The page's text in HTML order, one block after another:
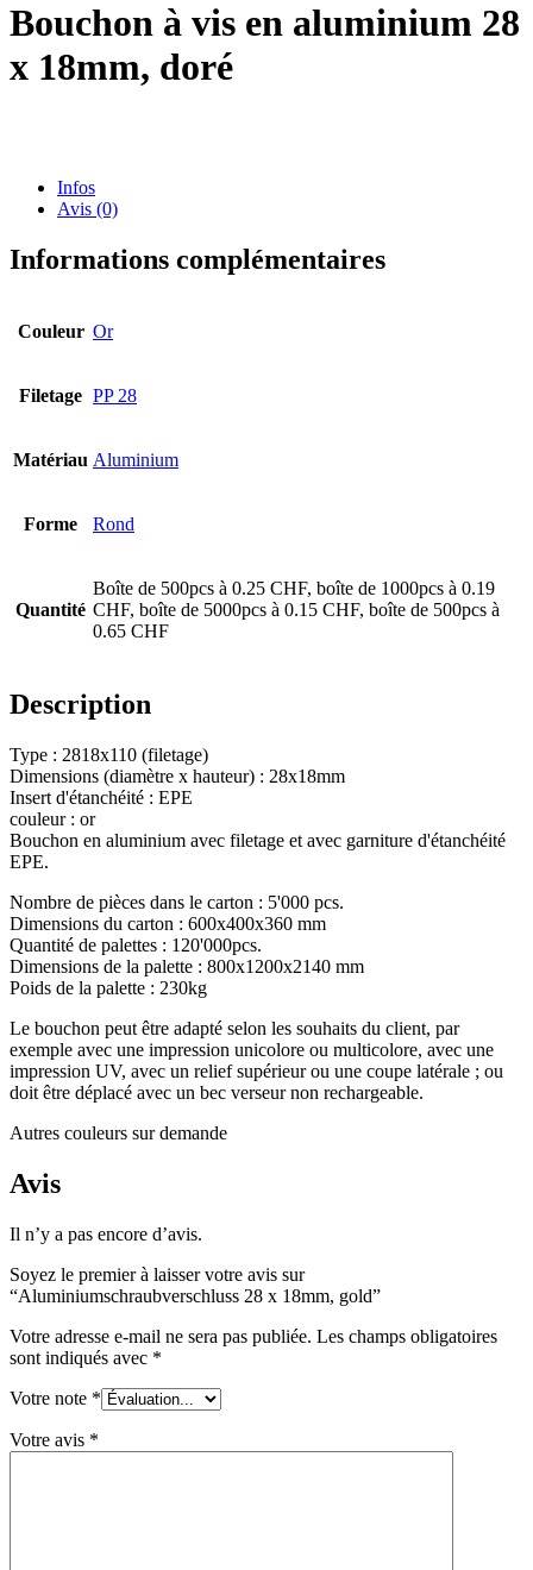
Bouteilles de bière(16)
Produits chimiques(267)
Bouchon à vis en aluminium 28
x 18mm, doré
Infos
Avis (0)
Informations complémentaires
Couleur Or
Filetage PP 28
Matériau Aluminium
Forme Rond
Quantité
Boîte de 500pcs à 0.25 CHF, boîte de 1000pcs à 0.19
CHF, boîte de 5000pcs à 0.15 CHF, boîte de 500pcs à
0.65 CHF
Description
Type : 2818x110 (filetage)
Dimensions (diamètre x hauteur) : 28x18mm
Insert d'étanchéité : EPE
couleur : or
Bouchon en aluminium avec filetage et avec garniture d'étanchéité
EPE.
Nombre de pièces dans le carton : 5'000 pcs.
Dimensions du carton : 600x400x360 mm
Quantité de palettes : 120'000pcs.
Dimensions de la palette : 800x1200x2140 mm
Poids de la palette : 230kg
Le bouchon peut être adapté selon les souhaits du client, par
exemple avec une impression unicolore ou multicolore, avec une
impression UV, avec un relief supérieur ou une coupe latérale ; ou
doit être déplacé avec un bec verseur non rechargeable.
Autres couleurs sur demande
Avis
Il n’y a pas encore d’avis.
Soyez le premier à laisser votre avis sur
“Aluminiumschraubverschluss 28 x 18mm, gold”
Votre adresse e-mail ne sera pas publiée. Les champs obligatoires
sont indiqués avec *
Votre note *
Votre avis *